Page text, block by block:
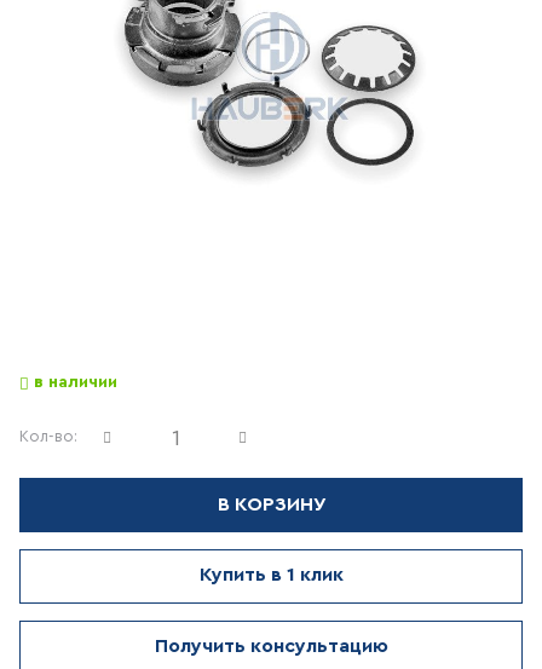
в наличии
Кол-во:
В КОРЗИНУ
Купить в 1 клик
Получить консультацию